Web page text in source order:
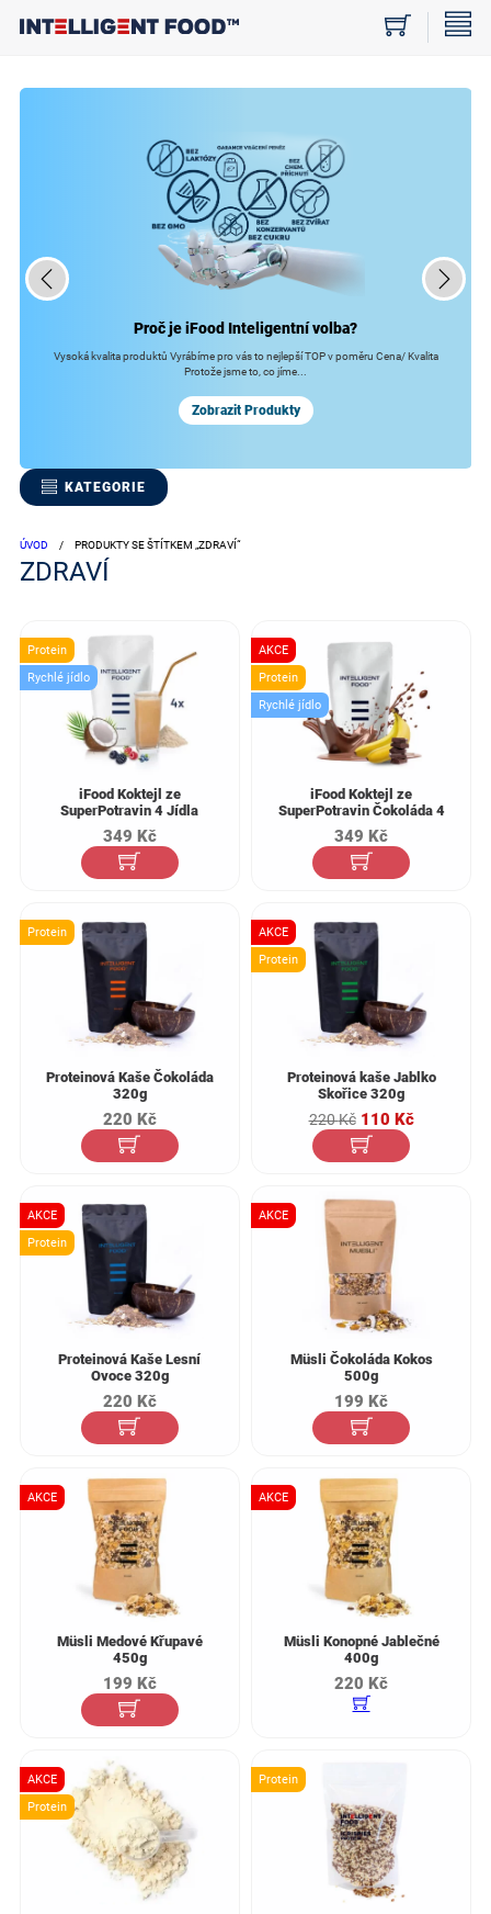
Proč je iFood Inteligentní volba?
Vysoká kvalita produktů Vyrábíme pro vás to nejlepšíTOP v poměru Cena/ Kvalita
Protože jsme to, co jíme...
Zobrazit Produkty
KATEGORIE
ÚVOD / PRODUKTY SE ŠTÍTKEM „ZDRAVÍ“
ZDRAVÍ
Protein
Rychlé jídlo
iFood Koktejl ze
SuperPotravin 4 Jídla
349 Kč
AKCE
Protein
Rychlé jídlo
iFood Koktejl ze
SuperPotravin Čokoláda 4
Jídla
349Kč
Protein
Proteinová Kaše Čokoláda
320g
220 Kč
AKCE
Protein
Proteinová kaše Jablko
Skořice 320g
220Kč Původní
cena
byla:
110 KčAktuální
AKCE
Protein
Proteinová Kaše Lesní
Ovoce 320g
220 Kč
AKCE
Müsli Čokoláda Kokos
500g
199Kč
AKCE
Müsli Medové Křupavé
450g
199 Kč
AKCE
Müsli Konopné Jablečné
400g
220Kč
AKCE
Protein
Protein